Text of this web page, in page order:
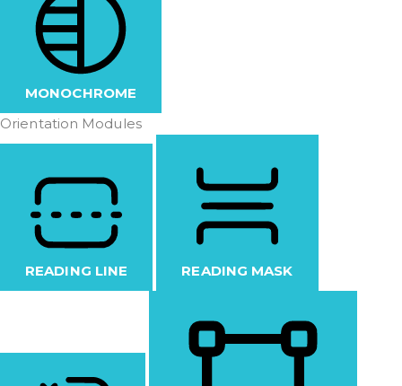
MONOCHROME
Orientation Modules
READING LINE READING MASK